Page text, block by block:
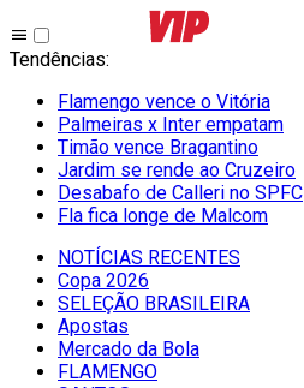
Tendências:
Flamengo vence o Vitória
Palmeiras x Inter empatam
Timão vence Bragantino
Jardim se rende ao Cruzeiro
Desabafo de Calleri no SPFC
Fla fica longe de Malcom
NOTÍCIAS RECENTES
Copa 2026
SELEÇÃO BRASILEIRA
Apostas
Mercado da Bola
FLAMENGO